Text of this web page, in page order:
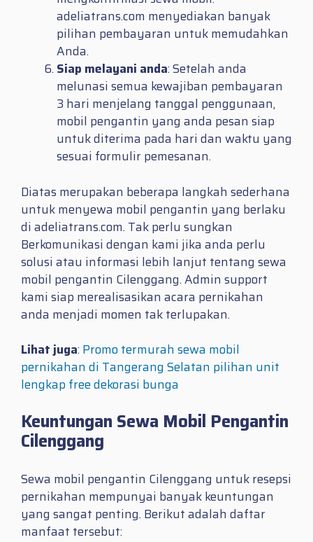
adeliatrans.com menyediakan banyak
pilihan pembayaran untuk memudahkan
Anda.
Siap melayani anda: Setelah anda
melunasi semua kewajiban pembayaran
3 hari menjelang tanggal penggunaan,
mobil pengantin yang anda pesan siap
untuk diterima pada hari dan waktu yang
sesuai formulir pemesanan.
Diatas merupakan beberapa langkah sederhana
untuk menyewa mobil pengantin yang berlaku
di adeliatrans.com. Tak perlu sungkan
Berkomunikasi dengan kami jika anda perlu
solusi atau informasi lebih lanjut tentang sewa
mobil pengantin Cilenggang. Admin support
kami siap merealisasikan acara pernikahan
anda menjadi momen tak terlupakan.
Lihat juga: Promo termurah sewa mobil
pernikahan di Tangerang Selatan pilihan unit
lengkap free dekorasi bunga
Keuntungan Sewa Mobil Pengantin
Cilenggang
Sewa mobil pengantin Cilenggang untuk resepsi
pernikahan mempunyai banyak keuntungan
yang sangat penting. Berikut adalah daftar
manfaat tersebut: